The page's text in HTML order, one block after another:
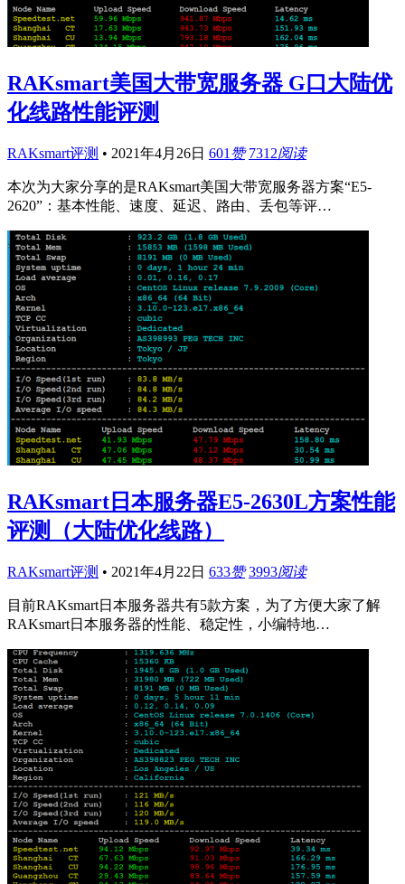
RAKsmart美国大带宽服务器 G口大陆优
化线路性能评测
RAKsmart评测 • 2021年4月26日 601 赞 7312阅读
本次为大家分享的是RAKsmart美国大带宽服务器方案“E5-
2620”：基本性能、速度、延迟、路由、丢包等评…
RAKsmart日本服务器E5-2630L方案性能
评测（大陆优化线路）
RAKsmart评测 • 2021年4月22日 633赞 3993阅读
目前RAKsmart日本服务器共有5款方案，为了方便大家了解
RAKsmart日本服务器的性能、稳定性，小编特地…